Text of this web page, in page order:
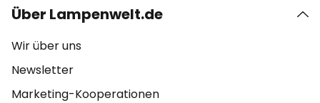
Über Lampenwelt.de
Wir über uns
Newsletter
Marketing-Kooperationen